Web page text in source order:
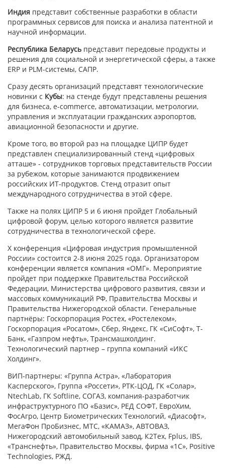
Индия представит собственные разработки в области
программных сервисов для поиска и анализа патентной и
научной информации.
Республика Беларусь представит передовые продукты и
решения для социальной и энергетической сферы, а также
ERP и PLM-системы, САПР.
Сразу десять организаций представят технологические
новинки с Кубы: на стенде будут представлены решения
для бизнеса, e-commerce, автоматизации, метрологии,
управления и эксплуатации гражданских аэропортов,
авиационной безопасности и другие.
Кроме того, во второй раз на площадке ЦИПР будет
представлен специализированный стенд «цифровых
атташе» - сотрудников торговых представительств России
за рубежом, которые занимаются продвижением
российских ИТ-продуктов. Стенд отразит опыт
международного сотрудничества в этой сфере.
Также на полях ЦИПР 5 и 6 июня пройдет Глобальный
цифровой форум, целью которого является развитие
сотрудничества в технологической сфере.
X конференция «Цифровая индустрия промышленной
России» состоится 2-8 июня 2025 года. Организатором
конференции является компания «ОМГ». Мероприятие
пройдет при поддержке Правительства Российской
Федерации, Министерства цифрового развития, связи и
массовых коммуникаций РФ, Правительства Москвы и
Правительства Нижегородской области. Генеральные
партнёры: Госкорпорация Ростех, «Ростелеком»,
Госкорпорация «Росатом», Сбер, Яндекс, ГК «СиСофт», Т-
Банк, «Газпром нефть», Трансмашхолдинг.
Технологический партнер – группа компаний «ИКС
Холдинг».
ВИП-партнеры: «Группа Астра», «Лаборатория
Касперского», Группа «Россети», РТК-ЦОД, ГК «Солар»,
NtechLab, ГК Softline, СОГАЗ, компания-разработчик
инфраструктурного ПО «Базис», РЕД СОФТ, ЕвроХим,
ФосАгро, Центр Биометрических Технологий, «Диасофт»,
МегаФон ПроБизнес, МТС, «КАМАЗ», АВТОВАЗ,
Нижегородский автомобильный завод, К2Тех, Fplus, IBS,
«Транснефть», Правительство Москвы, фирма «1С», Positive
Technologies, РЖД.